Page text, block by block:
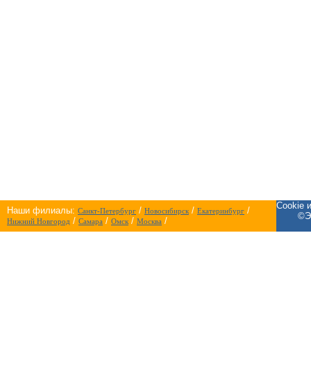
Наши филиалы: Санкт-Петербург / Новосибирск/ Екатеринбург /
Нижний Новгород / Самара / Омск/ Москва /
Cookie